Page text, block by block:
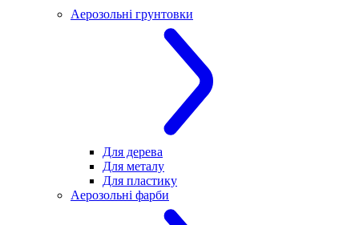
Аерозольні грунтовки
Для дерева
Для металу
Для пластику
Аерозольні фарби